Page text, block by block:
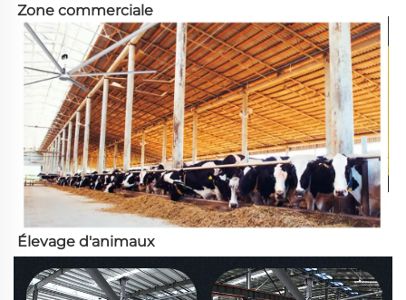
Zone commerciale
Élevage d'animaux